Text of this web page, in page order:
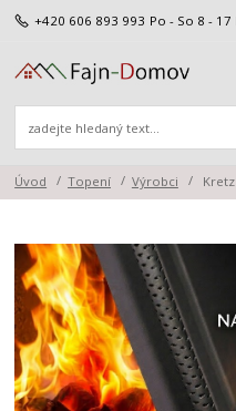
+420 606 893 993 Po - So 8 - 17
Úvod Topení Výrobci Kretz